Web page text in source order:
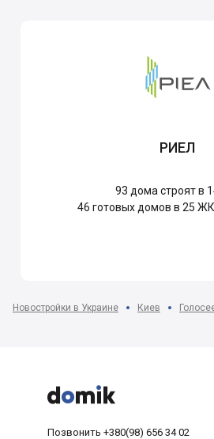
РИЕЛ
93 дома строят в
46 готовых домов в 25
Новостройки в Украине Киев



Позвонить +380(98) 656 34 02